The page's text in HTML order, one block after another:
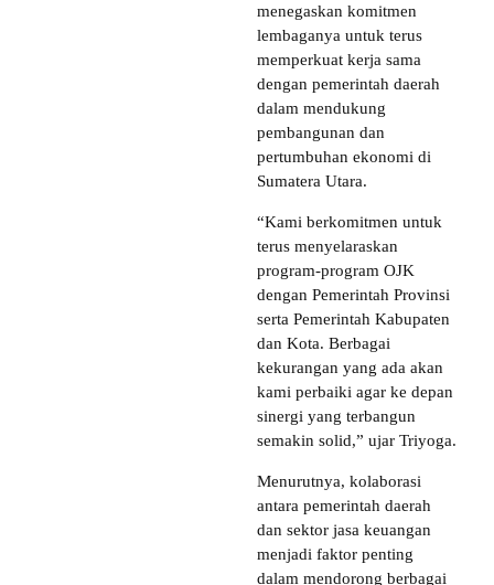
menegaskan komitmen
lembaganya untuk terus
memperkuat kerja sama
dengan pemerintah daerah
dalam mendukung
pembangunan dan
pertumbuhan ekonomi di
Sumatera Utara.
“Kami berkomitmen untuk
terus menyelaraskan
program-program OJK
dengan Pemerintah Provinsi
serta Pemerintah Kabupaten
dan Kota. Berbagai
kekurangan yang ada akan
kami perbaiki agar ke depan
sinergi yang terbangun
semakin solid,” ujar Triyoga.
Menurutnya, kolaborasi
antara pemerintah daerah
dan sektor jasa keuangan
menjadi faktor penting
dalam mendorong berbagai